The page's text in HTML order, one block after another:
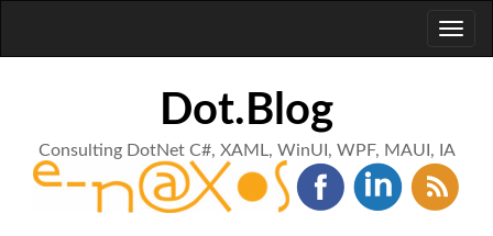
Dot.Blog
Consulting DotNet C#, XAML, WinUI, WPF, MAUI, IA